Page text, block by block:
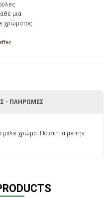
μια
χρώματος
- ΠΛΗΡΩΜΈΣ
μπλε χρώμα. Ποιότητα με την